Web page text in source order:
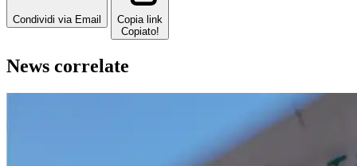
Condividi via Email
Copia link
Copiato!
News correlate